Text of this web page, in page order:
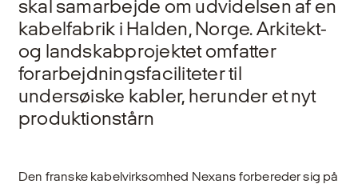
skal samarbejde om udvidelsen af en
kabelfabrik i Halden, Norge. Arkitekt-
og landskabprojektet omfatter
forarbejdningsfaciliteter til
undersøiske kabler, herunder et nyt
produktionstårn
Den franske kabelvirksomhed Nexans forbereder sig på